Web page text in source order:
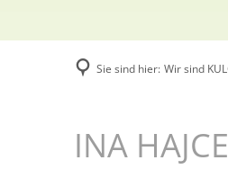
Sie sind hier: Wir sind
Kontakt
INA